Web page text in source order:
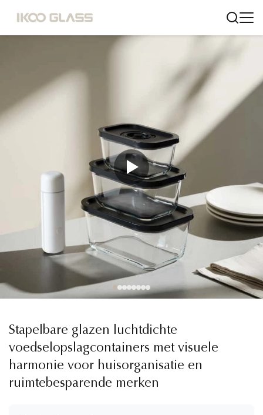
Stapelbare glazen luchtdichte
voedselopslagcontainers met visuele
harmonie voor huisorganisatie en
ruimtebesparende merken